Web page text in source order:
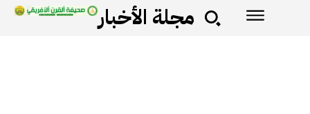
مجلة الأخبار